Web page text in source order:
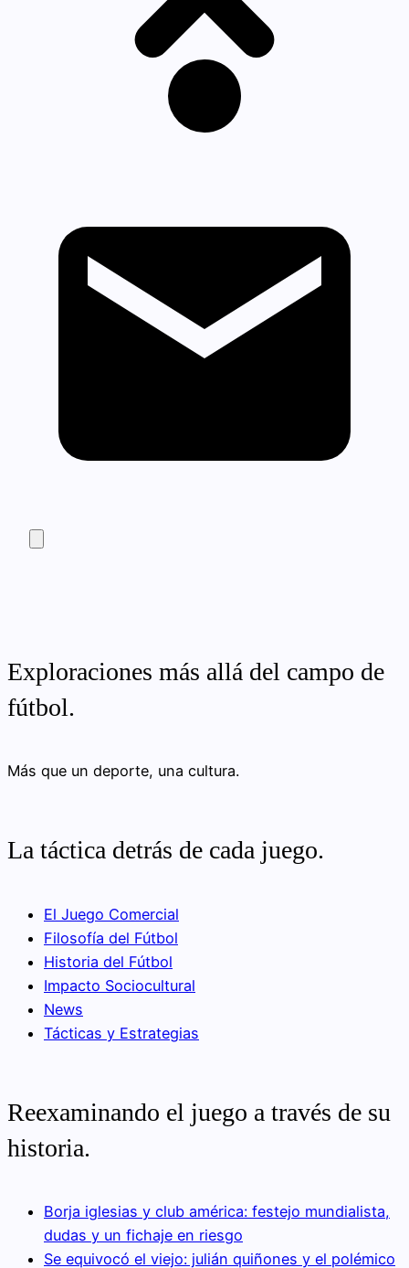
Exploraciones más allá del campo de
fútbol.
Más que un deporte, una cultura.
La táctica detrás de cada juego.
El Juego Comercial
Filosofía del Fútbol
Historia del Fútbol
Impacto Sociocultural
News
Tácticas y Estrategias
Reexaminando el juego a través de su
historia.
Borja iglesias y club américa: festejo mundialista,
dudas y un fichaje en riesgo
Se equivocó el viejo: julián quiñones y el polémico